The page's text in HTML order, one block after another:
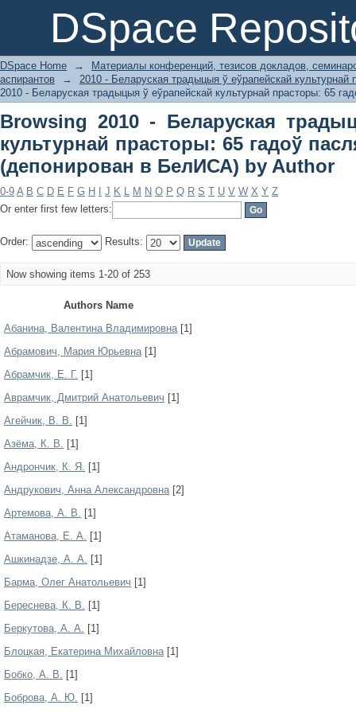
DSpace
Browsing 2010 - Беларуская
гадоў пасля Вялікай Перамогі
DSpace Home →
Материалы конференций, тезисов докладов,
аспирантов
→
2010 - Беларуская традыцыя ў еўрапейскай
2010 - Беларуская традыцыя ў еўрапейскай культурнай прасторы: 65
Browsing 2010 - Беларуская
культурнай прасторы: 65 гадоў
(депонирован в БелИСА) by Author
0-9 A B C D E F G H J K L M N O P Q R S T U V W X Y Z
Or enter first few letters:
Order: Results:
Now showing items 1-20 of 253
Authors Name
Абанина, Валентина Владимировна[1]
Абрамович, Мария Юрьевна[1]
Абрамчик, Е. Г. [1]
Аврамчик, Дмитрий Анатольевич [1]
Агейчик, В. В. [1]
Азёма, К. В. [1]
Андрончик, К. Я. [1]
Андрукович, Анна Александровна[2]
Артемова, А. В. [1]
Атаманова, Е. А. [1]
Ашкинадзе, А. А. [1]
Барма, Олег Анатольевич [1]
Береснева, К. В. [1]
Беркутова, А. А. [1]
Блоцкая, Екатерина Михайловна[1]
Бобко, А. В. [1]
Боброва, А. Ю. [1]